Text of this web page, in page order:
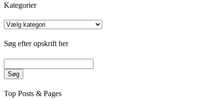
Kategorier
Kategorier
Søg efter opskrift her
Søg
Top Posts & Pages